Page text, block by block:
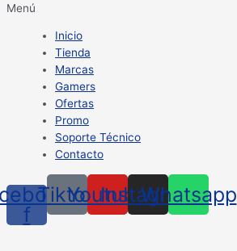
Menú
Inicio
Tienda
Marcas
Gamers
Ofertas
Promo
Soporte Técnico
Contacto
f
TiktokYoutube
Instagram
Whatsapp